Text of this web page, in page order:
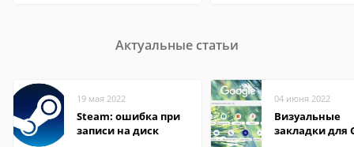
Актуальные статьи
19 мая 2022
Steam: ошибка при
записи на диск
04 июня 2022
Визуальные
закладки для